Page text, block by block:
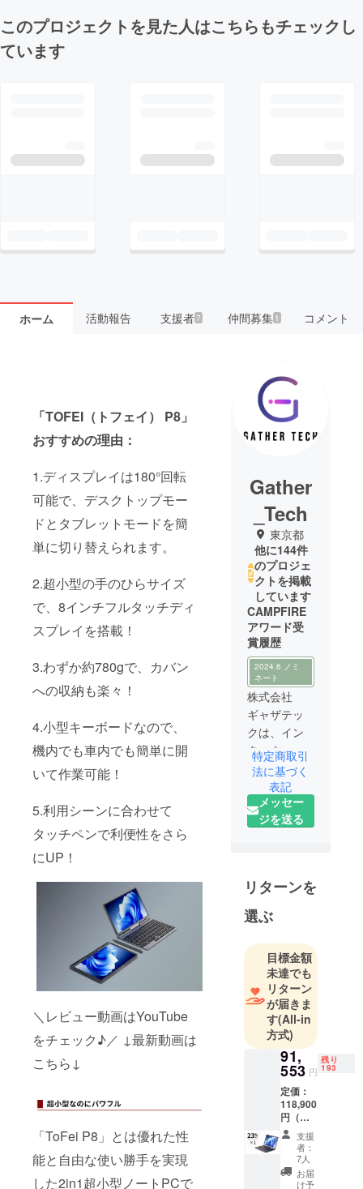
このプロジェクトを見た人はこちらもチェックし
ています
ホーム 活動報告 支援者7 仲間募集 1 コメント
「TOFEI（トフェイ） P8」
おすすめの理由：
1.ディスプレイは180°回転
可能で、デスクトップモー
ドとタブレットモードを簡
単に切り替えられます。
2.超小型の手のひらサイズ
で、8インチフルタッチディ
スプレイを搭載！
3.わずか約780gで、カバン
への収納も楽々！
4.小型キーボードなので、
機内でも車内でも簡単に開
いて作業可能！
5.利用シーンに合わせて
タッチペンで利便性をさら
にUP！
＼レビュー動画はYouTube
をチェック♪／ ↓最新動画は
こちら↓
「ToFei P8」とは優れた性
能と自由な使い勝手を実現
した2in1超小型ノートPCで
Gather
_Tech
東京都
他に144件
のプロジェ
クトを掲載
しています
CAMPFIRE
アワード受
賞履歴
2024.6 ノミ
ネート
株式会社
ギャザテッ
クは、イン
ターネット
を活用した
スマートな
次世代ライ
フスタイル
斬新でユ
ニークな商
品をお届け
します。
そのため弊
社は数多く
の海外メー
カーと代理
店契約を結
び、価値あ
る商品を価
値ある価格
で皆様にお
届けするた
めの、日本
市場進出を
特定商取引
法に基づく
表記
メッセー
ジを送る
リターンを
選ぶ
目標金額
未達でも
リターン
が届きま
す(All-in
方式)
91,
553 円
残り
193
定価：
118,900
円（税
込）よ
り
23％OF
F 内容
物： 超
支援
者：
7人
お届
け予